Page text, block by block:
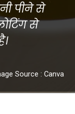
पीने से
से
Source : Canva